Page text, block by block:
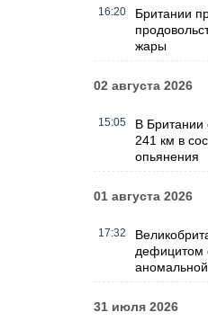
16:20
Британии
жары
02 августа 2026
15:05
В Британии
241 км в
опьянения
01 августа 2026
17:32
дефицитом
31 июля 2026